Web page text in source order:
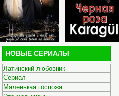
НОВЫЕ СЕРИАЛЫ
Латинский любовник
Сериал
Маленькая госпожа